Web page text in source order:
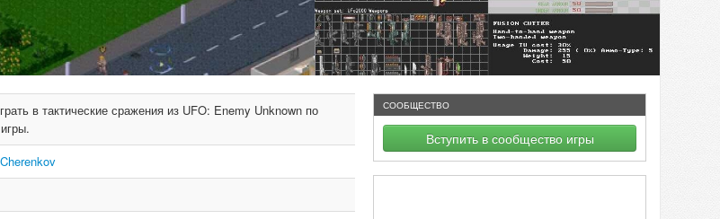
в тактические сражения из UFO: Enemy Unknown по
Cherenkov
СООБЩЕСТВО
Вступить в сообщество игры